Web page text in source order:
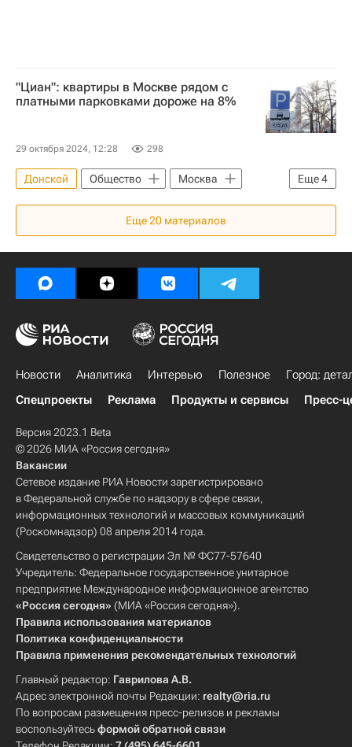
"Циан": квартиры в Москве рядом с
платными парковками дороже на 8%
29 октября 2024, 12:28 298
Еще4
Донской Общество
Москва
Россия
ЦИАН
Циан Групп
Еще20 материалов
Новости Аналитика Интервью Полезное
Город:
Спецпроекты
Реклама Продукты и сервисы Пресс-
Версия 2023.1 Beta
© 2026 МИА «Россия сегодня»
Вакансии
Сетевое издание РИА Новости зарегистрировано
в Федеральной службе по надзору в сфере связи,
информационных технологий и массовых коммуникаций
(Роскомнадзор) 08 апреля 2014 года.
Свидетельство о регистрации Эл № ФС77-57640
Учредитель: Федеральное государственное унитарное
предприятие Международное информационное агентство
«Россия сегодня» (МИА «Россия сегодня»).
Правила использования материалов
Политика конфиденциальности
Правила применения рекомендательных технологий
Главный редактор: Гаврилова А.В.
Адрес электронной почты Редакции: realty@ria.ru
По вопросам размещения пресс-релизов и рекламы
воспользуйтесьформой обратной связи